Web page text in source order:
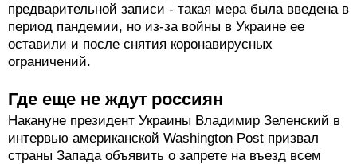
предварительной записи - такая мера была введена в
период пандемии, но из-за войны в Украине ее
оставили и после снятия коронавирусных
ограничений.
Где еще не ждут россиян
Накануне президент Украины Владимир Зеленский в
интервью американской Washington Post призвал
страны Запада объявить о запрете на въезд всем